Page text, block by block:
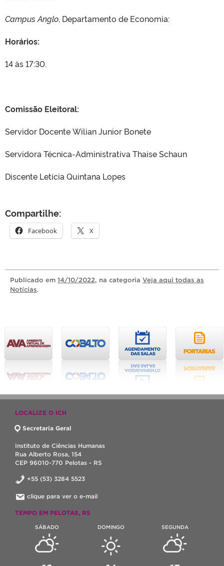
Campus Anglo, Departamento de Economia:
Horários:
14 às 17:30.
Comissão Eleitoral:
Servidor Docente Wilian Junior Bonete
Servidora Técnica-Administrativa Thaise Schaun
Discente Letícia Quintana Lopes
Compartilhe:
Facebook X
Publicado em 14/10/2022, na categoria Veja aqui todas as
Notícias.
LOCALIZE O ICH
Secretaria Geral
Instituto de Ciências Humanas
Rua Alberto Rosa, 154
CEP 96010-770 Pelotas - RS
+55 (53) 3284 5523
clique para ver o e-mail
TEMPO EM PELOTAS, RS
SÁBADO DOMINGO SEGUNDA